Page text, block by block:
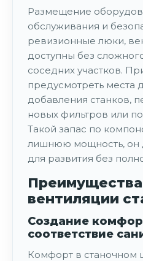
Размещение
обслуживания и
ревизионные люки,
доступны без
соседних участков.
предусмотреть места
добавления станков,
новых фильтров или
Такой запас по
лишнюю мощность, он
для развития без
вентиляции
Создание
соответствие
Комфорт в станочном